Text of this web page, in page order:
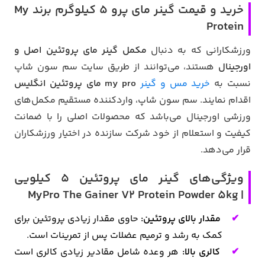
خرید و قیمت گینر مای پرو 5 کیلوگرم برند My
Protein
ورزشکارانی که به دنبال مکمل گینر مای پروتئین اصل و
اورجینال هستند، می‌توانند از طریق سایت سم سون شاپ
نسبت به خرید مس و گینرmy pro مای پروتئین انگلیس
اقدام نمایند. سم سون شاپ، واردکننده مستقیم مکمل‌های
ورزشی اورجینال می‌باشد که محصولات اصلی را با ضمانت
کیفیت و استعلام از خود شرکت سازنده در اختیار ورزشکاران
قرار می‌دهد.
ویژگی‌های گینر مای پروتئین ۵ کیلویی
| MyPro The Gainer V2 Protein Powder 5kg
مقدار بالای پروتئین: حاوی مقدار زیادی پروتئین برای
کمک به رشد و ترمیم عضلات پس از تمرینات است.
کالری بالا: هر وعده شامل مقادیر زیادی کالری است